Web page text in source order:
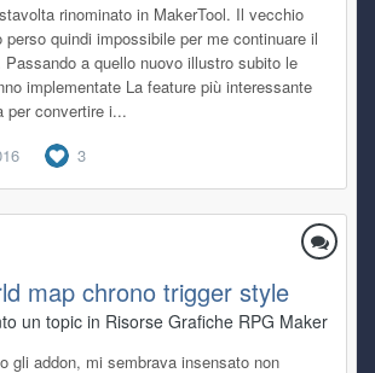
rinominato in MakerTool. Il vecchio
perso quindi impossibile per me continuare il
a quello nuovo illustro subito le
implementate La feature più interessante
per convertire i...
3
map chrono trigger style
un topic in Risorse Grafiche RPG Maker
gli addon, mi sembrava insensato non